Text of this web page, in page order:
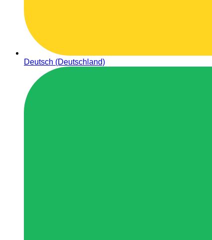
Deutsch (Deutschland)